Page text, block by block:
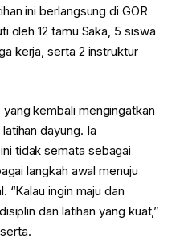
ini berlangsung di GOR
oleh 12 tamu Saka, 5 siswa
kerja, serta 2 instruktur
kembali mengingatkan
dayung. Ia
tidak semata sebagai
langkah awal menuju
“Kalau ingin maju dan
dan latihan yang kuat,”